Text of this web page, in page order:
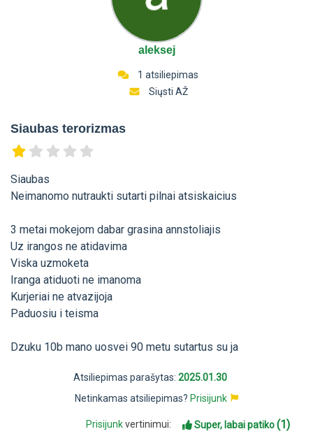
aleksej
1 atsiliepimas
Siųsti AŽ
Siaubas terorizmas
Siaubas
Neimanomo nutraukti sutarti pilnai atsiskaicius
3 metai mokejom dabar grasina annstoliajis
Uz irangos ne atidavima
Viska uzmoketa
Iranga atiduoti ne imanoma
Kurjeriai ne atvazijoja
Paduosiu i teisma
Dzuku 10b mano uosvei 90 metu sutartus su ja
Atsiliepimas parašytas: 2025.01.30
Netinkamas atsiliepimas? Prisijunk
Prisijunkvertinimui: Super, labai patiko(1)